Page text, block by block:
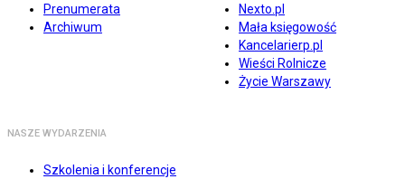
Prenumerata
Archiwum
Nexto.pl
Mała księgowość
Kancelarierp.pl
Wieści Rolnicze
Życie Warszawy
NASZE WYDARZENIA
Szkolenia i konferencje